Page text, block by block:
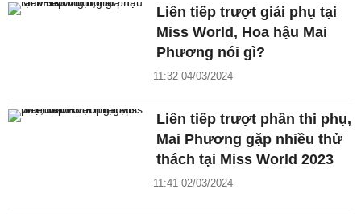
Liên tiếp trượt giải phụ tại
Miss World, Hoa hậu Mai
Phương nói gì?
11:32 04/03/2024
Liên tiếp trượt phần thi phụ,
Mai Phương gặp nhiều thử
thách tại Miss World 2023
11:41 02/03/2024